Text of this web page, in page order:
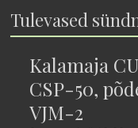
Tulevased
Kalamaja
CSP-50,
VJM-2